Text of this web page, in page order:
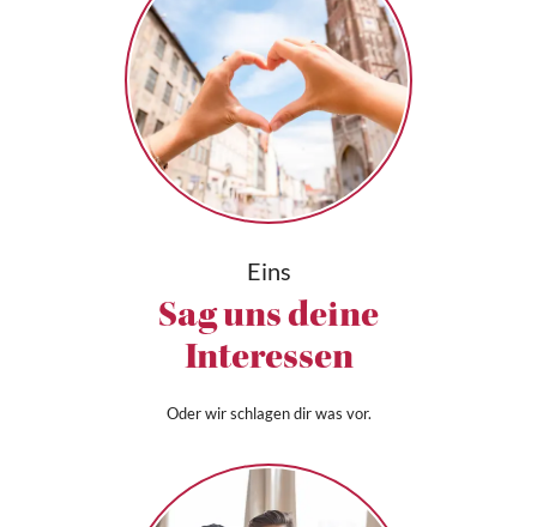
Eins
Sag uns deine
Interessen
Oder wir schlagen dir was vor.